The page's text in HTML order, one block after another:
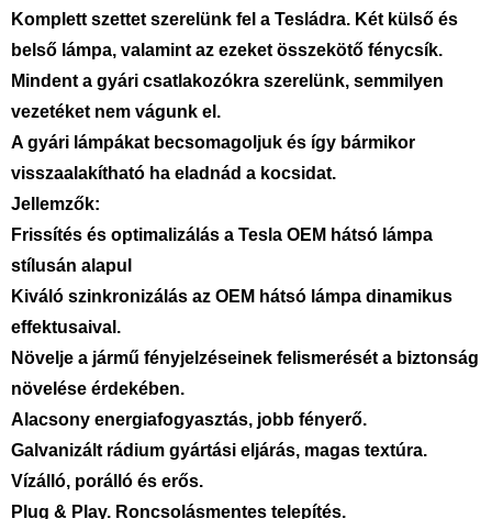
Komplett szettet szerelünk fel a Tesládra. Két külső és
belső lámpa, valamint az ezeket összekötő fénycsík.
Mindent a gyári csatlakozókra szerelünk, semmilyen
vezetéket nem vágunk el.
A gyári lámpákat becsomagoljuk és így bármikor
visszaalakítható ha eladnád a kocsidat.
Jellemzők:
Frissítés és optimalizálás a Tesla OEM hátsó lámpa
stílusán alapul
Kiváló szinkronizálás az OEM hátsó lámpa dinamikus
effektusaival.
Növelje a jármű fényjelzéseinek felismerését a biztonság
növelése érdekében.
Alacsony energiafogyasztás, jobb fényerő.
Galvanizált rádium gyártási eljárás, magas textúra.
Vízálló, porálló és erős.
Plug & Play. Roncsolásmentes telepítés.